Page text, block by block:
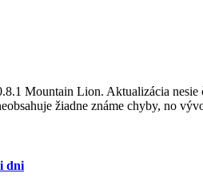
Mountain Lion. Aktualizácia
žiadne známe chyby, no
dni